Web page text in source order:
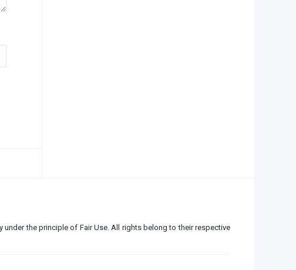
the principle of Fair Use. All rights belong to their respective